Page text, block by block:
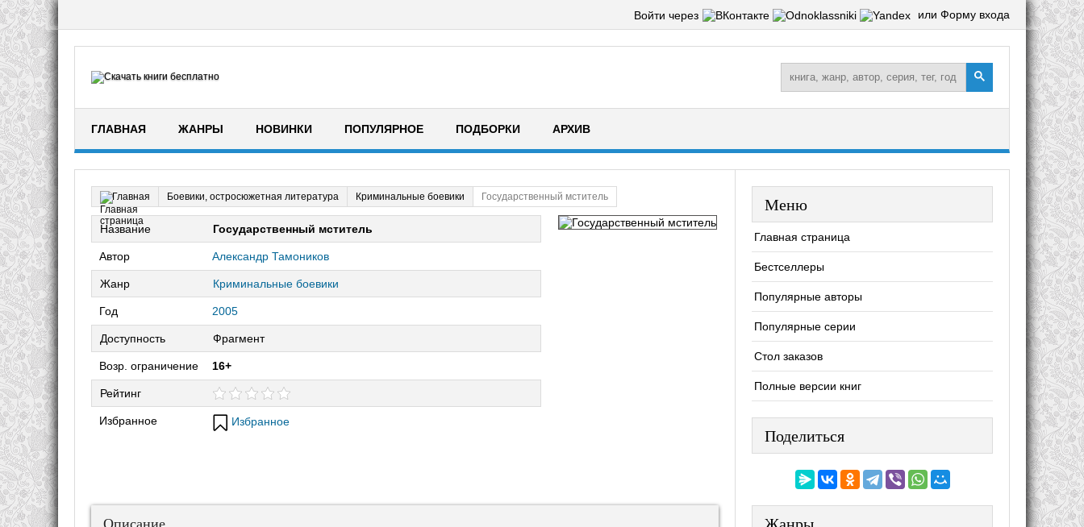
Войти через или Форму входа
ГЛАВНАЯ ЖАНРЫ НОВИНКИ ПОПУЛЯРНОЕ ПОДБОРКИ АРХИВ
Главная Боевики, остросюжетная литература Криминальные боевики Государственный мститель
Название Государственный мститель
Автор Александр Тамоников
Жанр Криминальные боевики
Год 2005
Доступность Фрагмент
Возр. ограничение 16+
Рейтинг
Избранное Избранное
Описание
Меню
Главная страница
Бестселлеры
Популярные авторы
Популярные серии
Стол заказов
Полные версии книг
Поделиться